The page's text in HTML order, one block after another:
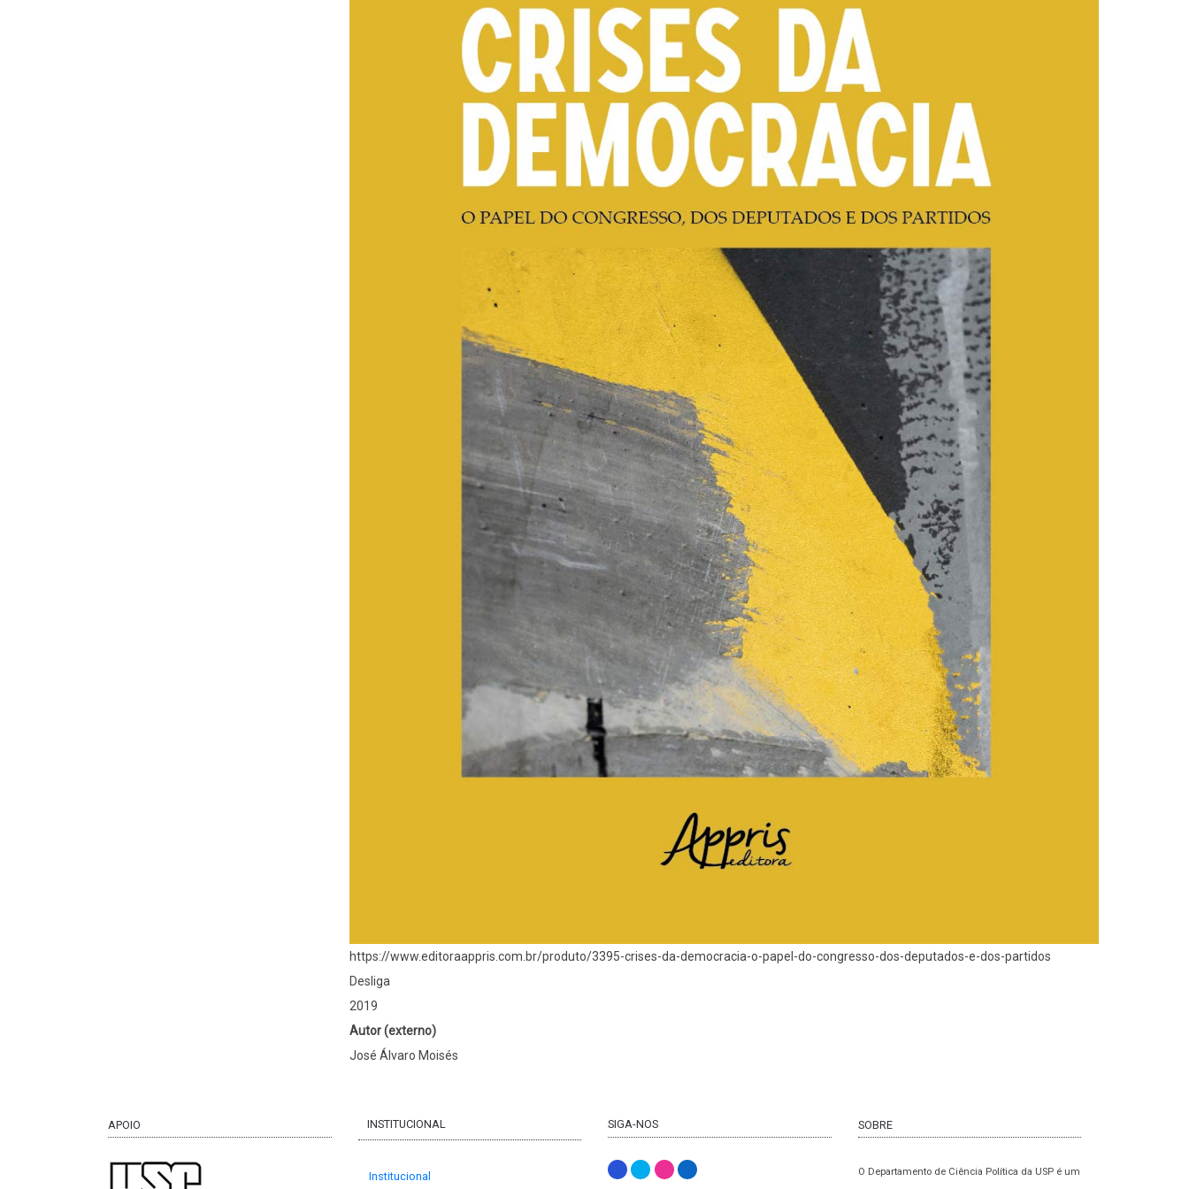
https://www.editoraappris.com.br/produto/3395-crises-da-democracia-o-papel-do-congresso-dos-deputados-e-dos-partidos
Desliga
2019
Autor (externo)
José Álvaro Moisés
APOIO INSTITUCIONAL
Institucional
SIGA-NOS SOBRE
O Departamento de Ciência Política da USP é um